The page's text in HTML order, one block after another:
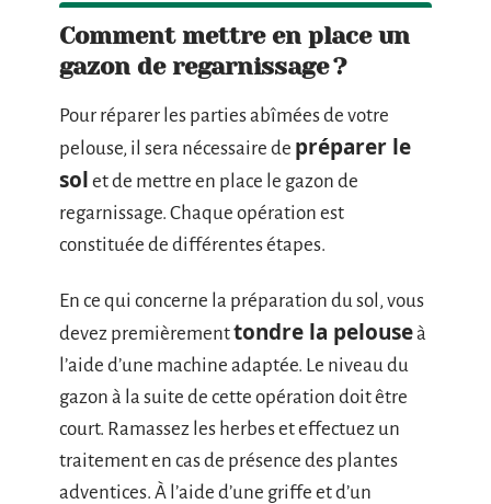
Comment mettre en place un
gazon de regarnissage ?
Pour réparer les parties abîmées de votre
pelouse, il sera nécessaire de préparer le
sol et de mettre en place le gazon de
regarnissage. Chaque opération est
constituée de différentes étapes.
En ce qui concerne la préparation du sol, vous
devez premièrementtondre la pelouseà
l’aide d’une machine adaptée. Le niveau du
gazon à la suite de cette opération doit être
court. Ramassez les herbes et effectuez un
traitement en cas de présence des plantes
adventices. À l’aide d’une griffe et d’un